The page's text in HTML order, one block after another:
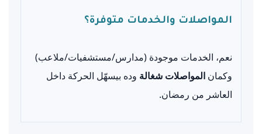
المواصلات والخدمات متوفرة؟
نعم، الخدمات موجودة (مدارس/مستشفيات/ملاعب)
وكمان المواصلات شغالة وده بيسهّل الحركة داخل
العاشر من رمضان.